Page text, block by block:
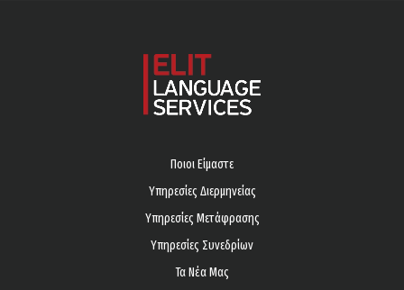
Ποιοι Είμαστε
Υπηρεσίες Διερμηνείας
Υπηρεσίες Μετάφρασης
Υπηρεσίες Συνεδρίων
Τα Νέα Μας